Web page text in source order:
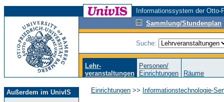
Informationssystem der
Sammlung/Stundenplan
Suche:
Lehr-
veranstaltungen
Personen/
Einrichtungen
Räume
Außerdem im UnivIS Einrichtungen >> Informationstechnologie-